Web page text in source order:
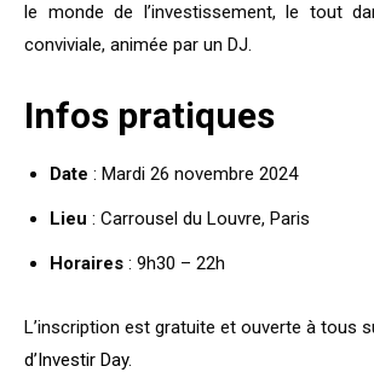
le monde de l’investissement, le tout
conviviale, animée par un DJ.
Infos pratiques
Date : Mardi 26 novembre 2024
Lieu : Carrousel du Louvre, Paris
Horaires : 9h30 – 22h
L’inscription est gratuite et ouverte à tous
d’Investir Day.